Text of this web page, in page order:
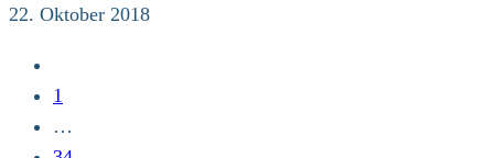
22. Oktober 2018
vorherigen
Seite
1
…